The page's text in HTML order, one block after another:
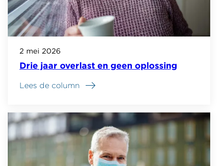
Drie jaar overlast en geen oplossing
2 mei 2026
Lees de column